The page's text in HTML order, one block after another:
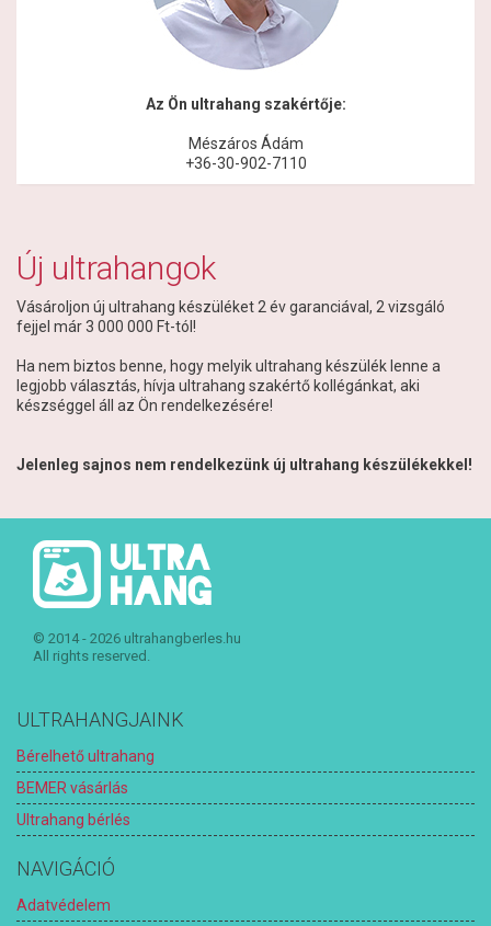
Az Ön ultrahang szakértője:
Mészáros Ádám
+36-30-902-7110
Új ultrahangok
Vásároljon új ultrahang készüléket 2 év garanciával, 2 vizsgáló
fejjel már 3 000 000 Ft-tól!
Ha nem biztos benne, hogy melyik ultrahang készülék lenne a
legjobb választás, hívja ultrahang szakértő kollégánkat, aki
készséggel áll az Ön rendelkezésére!
Jelenleg sajnos nem rendelkezünk új ultrahang készülékekkel!
© 2014 - 2026 ultrahangberles.hu
All rights reserved.
ULTRAHANGJAINK
Bérelhető ultrahang
BEMER vásárlás
Ultrahang bérlés
NAVIGÁCIÓ
Adatvédelem